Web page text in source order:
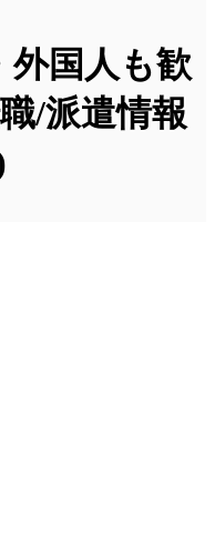
外国人も歓
/派遣情報